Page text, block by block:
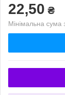
22,50 ₴
Мінімальна